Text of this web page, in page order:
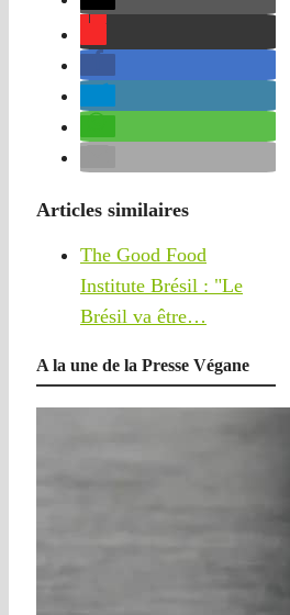
Articles similaires
The Good Food
Institute Brésil : "Le
Brésil va être…
A la une de la Presse Végane